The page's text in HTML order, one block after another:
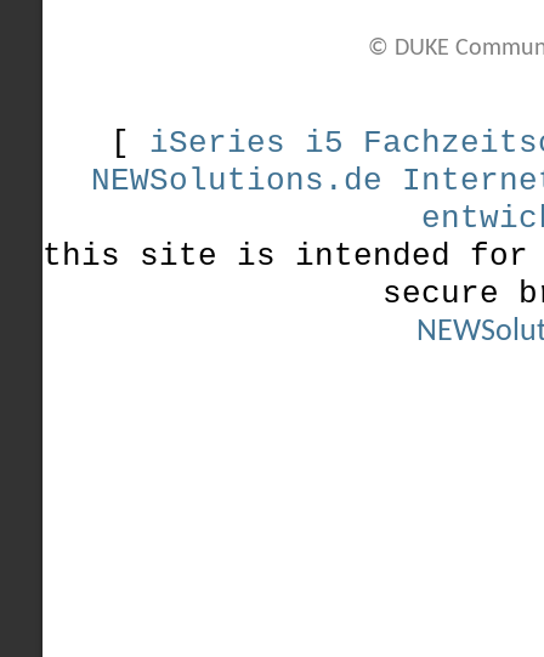
© DUKE
[ iSeries i5
NEWSolutions.de
this site is intended for
secure